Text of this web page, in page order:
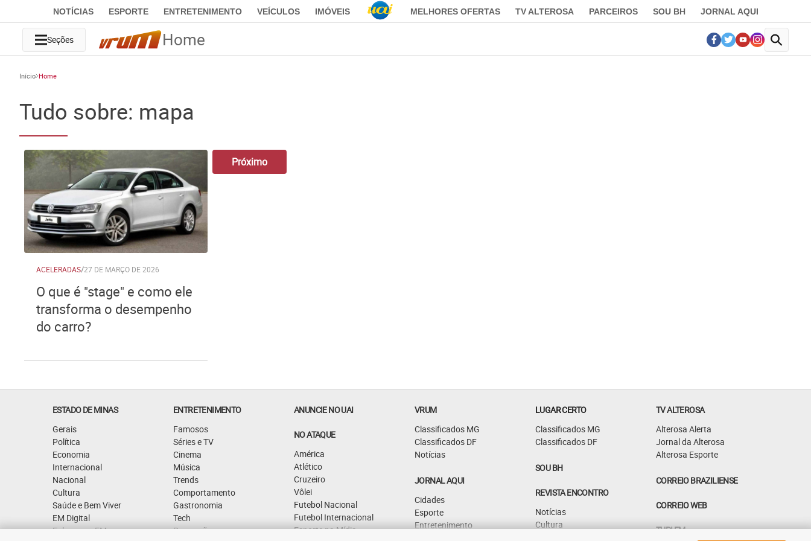
NOTÍCIAS ESPORTE ENTRETENIMENTO VEÍCULOS IMÓVEIS MELHORES OFERTAS TV ALTEROSA PARCEIROS SOU BH JORNAL AQUI
Seções Home
Início Home
Tudo sobre: mapa
ACELERADAS/27 DE MARÇO DE 2026
O que é "stage" e como ele
transforma o desempenho
do carro?
Próximo
ESTADO DE MINAS
Gerais
Política
Economia
Internacional
Nacional
Cultura
Saúde e Bem Viver
EM Digital
Fale com o EM
ENTRETENIMENTO
Famosos
Séries e TV
Cinema
Música
Trends
Comportamento
Gastronomia
Tech
Promoções
ANUNCIE NO UAI
NO ATAQUE
América
Atlético
Cruzeiro
Vôlei
Futebol Nacional
Futebol Internacional
Esporte na Mídia
VRUM
Classificados MG
Classificados DF
Notícias
JORNAL AQUI
Cidades
Esporte
Entretenimento
LUGAR CERTO
Classificados MG
Classificados DF
SOU BH
REVISTA ENCONTRO
Notícias
Cultura
TV ALTEROSA
Alterosa Alerta
Jornal da Alterosa
Alterosa Esporte
CORREIO BRAZILIENSE
CORREIO WEB
TUPI FM